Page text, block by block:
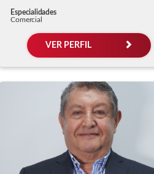
Especialidades
Comercial
VER PERFIL